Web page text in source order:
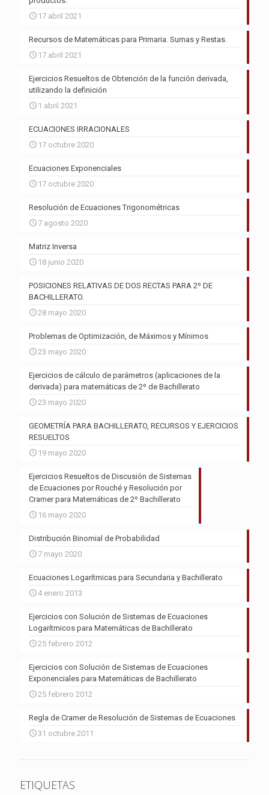
17 abril 2021
Recursos de Matemáticas para Primaria. Sumas y Restas.
17 abril 2021
Ejercicios Resueltos de Obtención de la función derivada,
utilizando la definición
1 abril 2021
ECUACIONES IRRACIONALES
17 octubre 2020
Ecuaciones Exponenciales
17 octubre 2020
Resolución de Ecuaciones Trigonométricas
7 agosto 2020
Matriz Inversa
18 junio 2020
POSICIONES RELATIVAS DE DOS RECTAS PARA 2º DE
BACHILLERATO.
28 mayo 2020
Problemas de Optimización, de Máximos y Mínimos
23 mayo 2020
Ejercicios de cálculo de parámetros (aplicaciones de la
derivada) para matemáticas de 2º de Bachillerato
23 mayo 2020
GEOMETRÍA PARA BACHILLERATO, RECURSOS Y EJERCICIOS
RESUELTOS
19 mayo 2020
Ejercicios Resueltos de Discusión de Sistemas
de Ecuaciones por Rouché y Resolución por
Cramer para Matemáticas de 2º Bachillerato
16 mayo 2020
Distribución Binomial de Probabilidad
7 mayo 2020
Ecuaciones Logarítmicas para Secundaria y Bachillerato
4 enero 2013
Ejercicios con Solución de Sistemas de Ecuaciones
Logarítmicos para Matemáticas de Bachillerato
25 febrero 2012
Ejercicios con Solución de Sistemas de Ecuaciones
Exponenciales para Matemáticas de Bachillerato
25 febrero 2012
Regla de Cramer de Resolución de Sistemas de Ecuaciones
31 octubre 2011
ETIQUETAS